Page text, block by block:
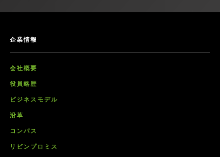
企業情報
会社概要
役員略歴
ビジネスモデル
沿革
コンパス
リビンプロミス